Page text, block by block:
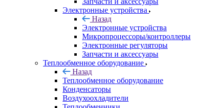
Электронные устройства
Назад
Электронные устройства
Микропроцессоры/контроллеры
Электронные регуляторы
Запчасти и аксессуары
Теплообменное оборудование
Назад
Теплообменное оборудование
Конденсаторы
Воздухоохладители